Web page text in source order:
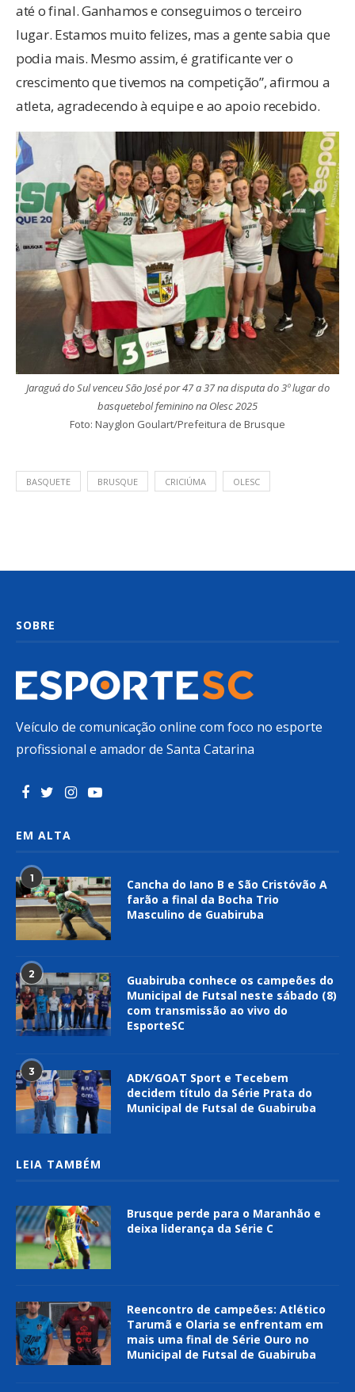
até o final. Ganhamos e conseguimos o terceiro
lugar. Estamos muito felizes, mas a gente sabia que
podia mais. Mesmo assim, é gratificante ver o
crescimento que tivemos na competição”, afirmou a
atleta, agradecendo à equipe e ao apoio recebido.
Jaraguá do Sul venceu São José por 47 a 37 na disputa do 3º lugar do
basquetebol feminino na Olesc 2025
Foto: Nayglon Goulart/Prefeitura de Brusque
BASQUETE BRUSQUE CRICIÚMA OLESC
SOBRE
Veículo de comunicação online com foco no esporte
profissional e amador de Santa Catarina
EM ALTA
1
Cancha do Iano B e São Cristóvão A
farão a final da Bocha Trio
Masculino de Guabiruba
2
Guabiruba conhece os campeões do
Municipal de Futsal neste sábado (8)
com transmissão ao vivo do
EsporteSC
3
ADK/GOAT Sport e Tecebem
decidem título da Série Prata do
Municipal de Futsal de Guabiruba
LEIA TAMBÉM
Brusque perde para o Maranhão e
deixa liderança da Série C
Reencontro de campeões: Atlético
Tarumã e Olaria se enfrentam em
mais uma final de Série Ouro no
Municipal de Futsal de Guabiruba